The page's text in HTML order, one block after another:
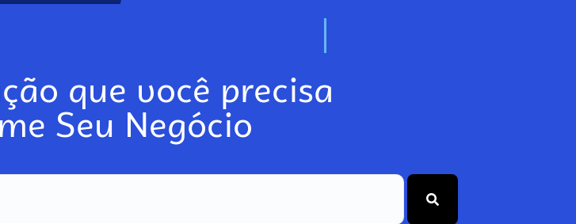
N
que você precisa
Seu Negócio